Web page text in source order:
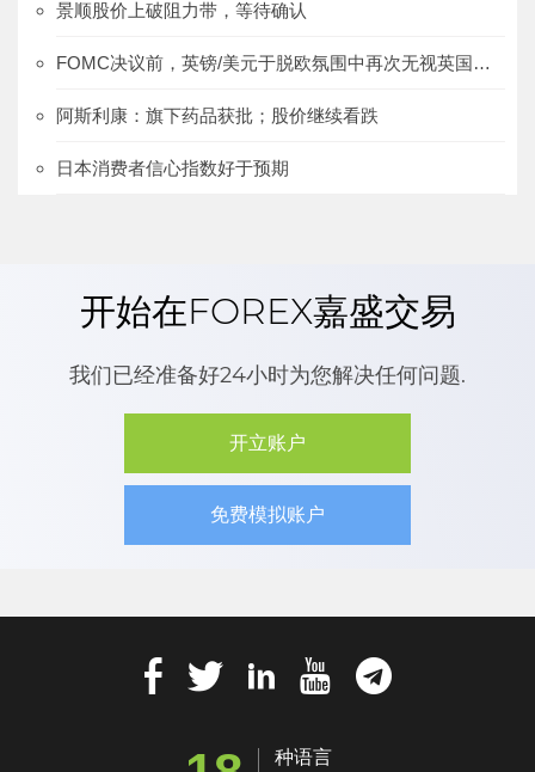
景顺股价上破阻力带，等待确认
FOMC决议前，英镑/美元于脱欧氛围中再次无视英国数据
阿斯利康：旗下药品获批；股价继续看跌
日本消费者信心指数好于预期
开始在FOREX嘉盛交易
我们已经准备好24小时为您解决任何问题.
开立账户
免费模拟账户
种语言